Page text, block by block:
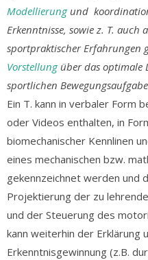
Modellierungund
Erkenntnisse, sowie z. T. auch
sportpraktischer Erfahrungen
Vorstellungüber das optimale
sportlichen
Ein T. kann in verbaler Form
oder Videos enthalten, in
biomechanischer Kennlinen
eines mechanischen bzw.
gekennzeichnet werden und
Projektierung der zu
und der Steuerung des
kann weiterhin der
Erkenntnisgewinnung (z.B.